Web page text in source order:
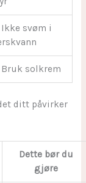
Ikke svøm i
Bruk solkrem
ditt påvirker
Dette bør du
gjøre